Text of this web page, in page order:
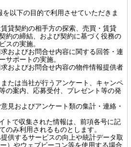
以下の目的で利用させていただきま
貸契約の相手方の探索、売買・賃貸
約の締結、および契約に基づく役務の
スの実施。
およびお問合せ内容に関する回答・連
サポートの実施。
およびお問合せ内容の物件情報提供者
たは当社が行うアンケート、キャンペ
の案内、応募受付、プレゼント等の発
見およびアンケート類の集計・連絡・
トで収集された情報は、前項各号に記
のみ利用されるものとします。
供するサービスの向上や統計データ取
）やウェブビーコン等を使用する場合